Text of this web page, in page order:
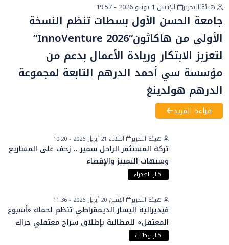
أخبار عامة
هيئة التحرير الإثنين 1 يونيو 2026 - 19:57
جامعة الحسن الأول بسطات تنظم النسخة
الأولى من هاكاثون“InnoVenture 2026”
لتعزيز الابتكار وريادة الأعمال بدعم من
مؤسسة سي أحمد الدرهم التابعة لمجموعة
الدرهم هولدينغ
قراءة المزيد
هيئة التحرير الثلاثاء 21 أبريل 2026 - 10:20
تركة المستثمر الراحل سمير .. زحف على المشاريع
وشبهات التمييز والإقصاء
أخبار الصحراء
هيئة التحرير الإثنين 20 أبريل 2026 - 11:36
فيديرالية اليسار الديمقراطي تنظم لحملة «أسبوع
المعتقل» للمطالبة بإطلاق سراح معتقلي حراك
الريف
أخبار وطنية